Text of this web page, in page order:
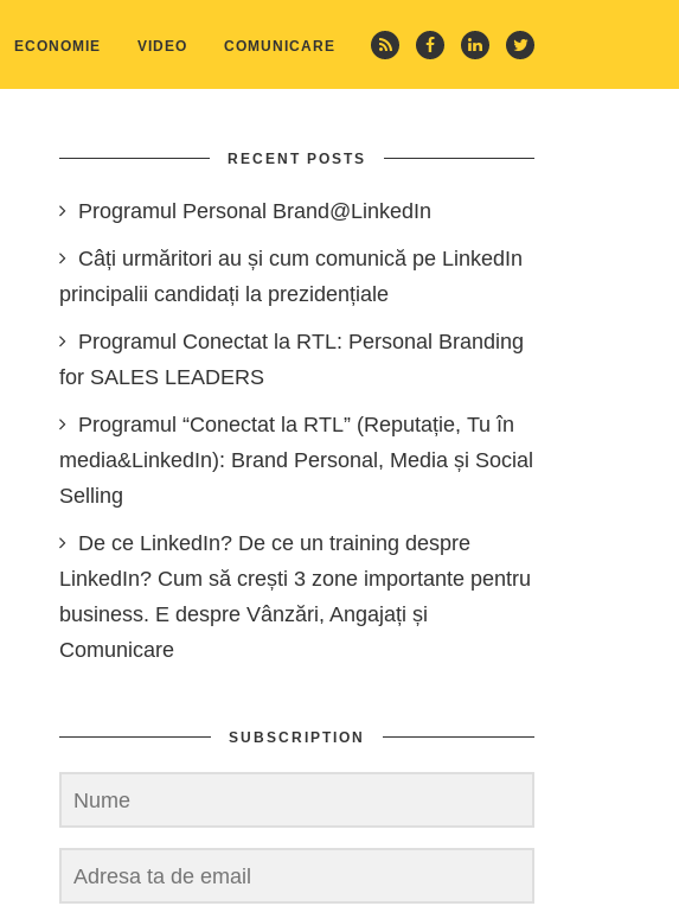
ECONOMIE VIDEO COMUNICARE
RECENT POSTS
Programul Personal Brand@LinkedIn
Câți urmăritori au și cum comunică pe LinkedIn
principalii candidați la prezidențiale
Programul Conectat la RTL: Personal Branding
for SALES LEADERS
Programul “Conectat la RTL” (Reputație, Tu în
media&LinkedIn): Brand Personal, Media și Social
Selling
De ce LinkedIn? De ce un training despre
LinkedIn? Cum să crești 3 zone importante pentru
business. E despre Vânzări, Angajați și
Comunicare
SUBSCRIPTION